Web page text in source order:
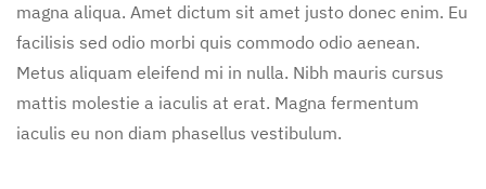
magna aliqua. Amet dictum sit amet justo donec enim. Eu
facilisis sed odio morbi quis commodo odio aenean.
Metus aliquam eleifend mi in nulla. Nibh mauris cursus
mattis molestie a iaculis at erat. Magna fermentum
iaculis eu non diam phasellus vestibulum.